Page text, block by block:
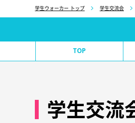
学生ウォーカー トップ 学生交流会
TOP
学生交流